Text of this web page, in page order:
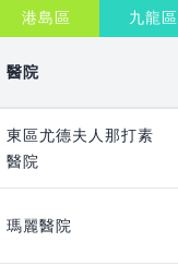
港島區 九龍區
醫院
東區尤德夫人那打素
醫院
瑪麗醫院